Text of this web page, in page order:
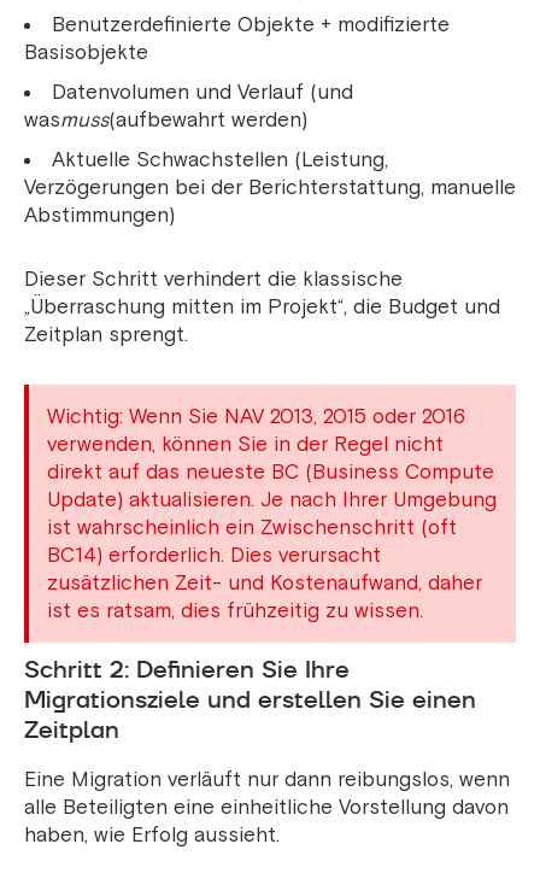
Benutzerdefinierte Objekte + modifizierte
Basisobjekte
Datenvolumen und Verlauf (und
wasmuss(aufbewahrt werden)
Aktuelle Schwachstellen (Leistung,
Verzögerungen bei der Berichterstattung, manuelle
Abstimmungen)
Dieser Schritt verhindert die klassische
„Überraschung mitten im Projekt“, die Budget und
Zeitplan sprengt.
Wichtig: Wenn Sie NAV 2013, 2015 oder 2016
verwenden, können Sie in der Regel nicht
direkt auf das neueste BC (Business Compute
Update) aktualisieren. Je nach Ihrer Umgebung
ist wahrscheinlich ein Zwischenschritt (oft
BC14) erforderlich. Dies verursacht
zusätzlichen Zeit- und Kostenaufwand, daher
ist es ratsam, dies frühzeitig zu wissen.
Schritt 2: Definieren Sie Ihre
Migrationsziele und erstellen Sie einen
Zeitplan
Eine Migration verläuft nur dann reibungslos, wenn
alle Beteiligten eine einheitliche Vorstellung davon
haben, wie Erfolg aussieht.